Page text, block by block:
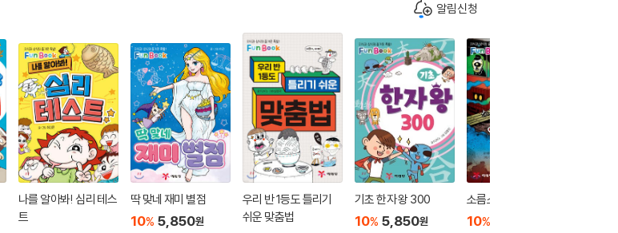
알림신청
나를 알아봐! 심리 테스
트
딱 맞네 재미 별점
10% 5,850원
우리 반 1등도 틀리기
쉬운 맞춤법
기초 한자 왕 300
10% 5,850원
소름소름 극한 괴담
10%